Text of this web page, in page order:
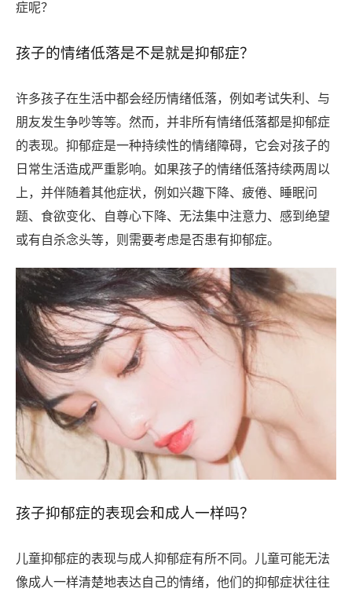
症呢？
孩子的情绪低落是不是就是抑郁症？
许多孩子在生活中都会经历情绪低落，例如考试失利、与
朋友发生争吵等等。然而，并非所有情绪低落都是抑郁症
的表现。抑郁症是一种持续性的情绪障碍，它会对孩子的
日常生活造成严重影响。如果孩子的情绪低落持续两周以
上，并伴随着其他症状，例如兴趣下降、疲倦、睡眠问
题、食欲变化、自尊心下降、无法集中注意力、感到绝望
或有自杀念头等，则需要考虑是否患有抑郁症。
孩子抑郁症的表现会和成人一样吗？
儿童抑郁症的表现与成人抑郁症有所不同。儿童可能无法
像成人一样清楚地表达自己的情绪，他们的抑郁症状往往